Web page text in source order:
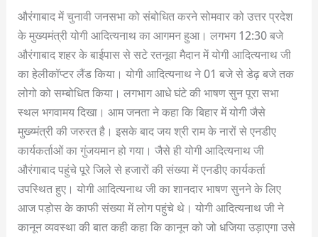
औरंगाबाद में चुनावी जनसभा को संबोधित करने सोमवार को उत्तर प्रदेश
के मुख्यमंत्री योगी आदित्यनाथ का आगमन हुआ। लगभग 12:30 बजे
औरंगाबाद शहर के बाईपास से सटे रतनूवा मैदान में योगी आदित्यनाथ जी
का हेलीकॉप्टर लैंड किया। योगी आदित्यनाथ ने 01 बजे से डेढ़ बजे तक
लोगो को सम्बोधित किया। लगभाग आधे घंटे की भाषण सुन पूरा सभा
स्थल भगवामय दिखा। आम जनता ने कहा कि बिहार में योगी जैसे
मुख्य्मंत्री की जरुरत है। इसके बाद जय श्री राम के नारों से एनडीए
कार्यकर्ताओं का गुंजयमान हो गया। जैसे ही योगी आदित्यनाथ जी
औरंगाबाद पहुंचे पूरे जिले से हजारों की संख्या में एनडीए कार्यकर्ता
उपस्थित हुए। योगी आदित्यनाथ जी का शानदार भाषण सुनने के लिए
आज पड़ोस के काफी संख्या में लोग पहुंचे थे। योगी आदित्यनाथ जी ने
कानून व्यवस्था की बात कही कहा कि कानून को जो धजिया उड़ाएगा उसे